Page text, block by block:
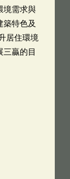
境需求與
築特色及
居住環境
贏的目